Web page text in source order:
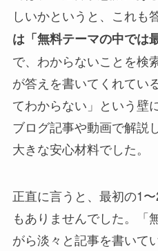
しいかというと、これも
は「無料テーマの中では
で、わからないことを検
が答えを書いてくれてい
てわからない」という壁
ブログ記事や動画で解説
大きな安心材料でした。
正直に言うと、最初の1
もありませんでした。「
がら淡々と記事を書いて